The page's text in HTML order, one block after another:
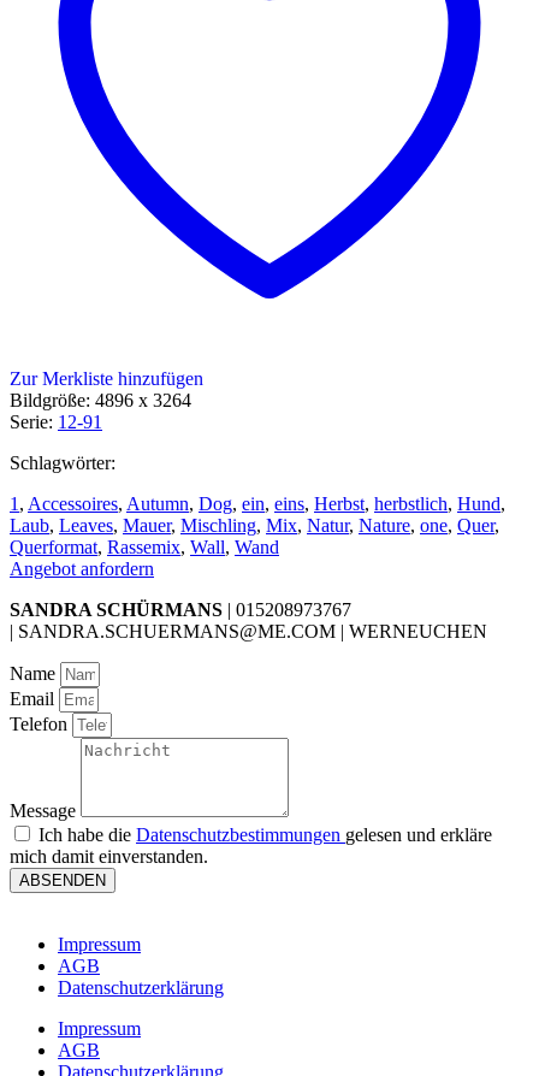
Zur Merkliste hinzufügen
Bildgröße: 4896 x 3264
Serie: 12-91
Schlagwörter:
1 , Accessoires, Autumn, Dog, ein, eins, Herbst, herbstlich, Hund,
Laub, Leaves, Mauer, Mischling, Mix, Natur, Nature, one, Quer,
Querformat, Rassemix, Wall, Wand
Angebot anfordern
SANDRA SCHÜRMANS | 015208973767
| SANDRA.SCHUERMANS@ME.COM | WERNEUCHEN
Name
Email
Telefon
Message
Ich habe die Datenschutzbestimmungen gelesen und erkläre
mich damit einverstanden.
ABSENDEN
Impressum
AGB
Datenschutzerklärung
Impressum
AGB
Datenschutzerklärung